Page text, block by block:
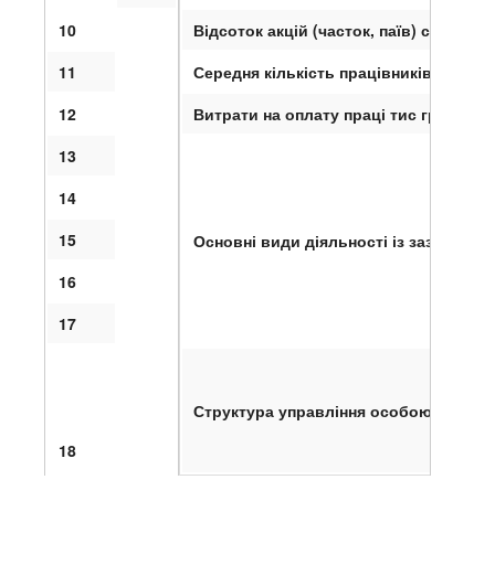
Відсоток акцій (часток, паїв)
Середня кількість працівників (осіб)
Витрати на оплату праці тис грн (для
Основні види діяльності із
Структура управління особою
10
11
12
13
14
15
16
17
18